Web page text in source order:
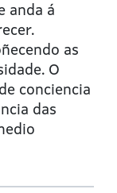
anda á
as
O
conciencia
das